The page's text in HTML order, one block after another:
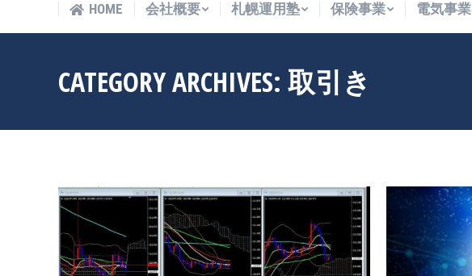
HOME 会社概要 札幌運用塾 保険事業 電気事業
CATEGORY ARCHIVES: 取引き